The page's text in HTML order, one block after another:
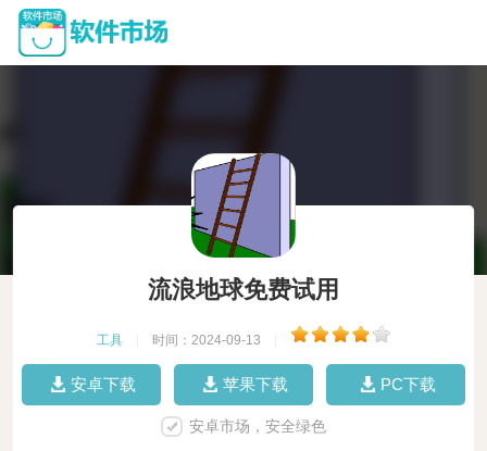
流浪地球免费试用
工具 时间：2024-09-13
安卓下载 苹果下载 PC下载
安卓市场，安全绿色